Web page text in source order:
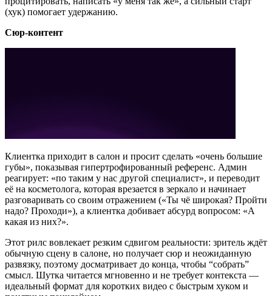
(хук) помогает удержанию.
Сюр-контент
Клиентка приходит в салон и просит сделать «очень большие
губы», показывая гипертрофированный референс. Админ
реагирует: «по таким у нас другой специалист», и переводит
её на косметолога, которая врезается в зеркало и начинает
разговаривать со своим отражением («Ты чё широкая? Пройти
надо? Проходи»), а клиентка добивает абсурд вопросом: «А
какая из них?».
Этот рилс вовлекает резким сдвигом реальности: зритель ждёт
обычную сцену в салоне, но получает сюр и неожиданную
развязку, поэтому досматривает до конца, чтобы “собрать”
смысл. Шутка читается мгновенно и не требует контекста —
идеальный формат для коротких видео с быстрым хуком и